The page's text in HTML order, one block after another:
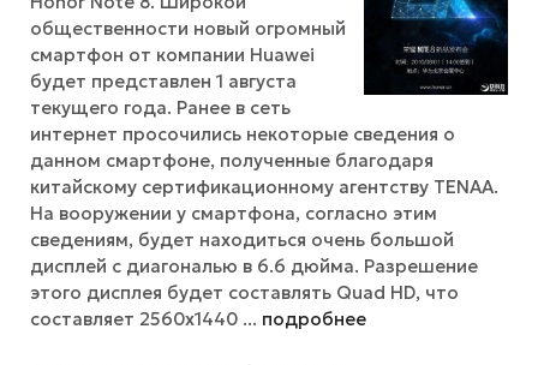
общественности новый огромный
смартфон от компании Huawei
будет представлен 1 августа
текущего года. Ранее в сеть
интернет просочились некоторые сведения о
данном смартфоне, полученные благодаря
китайскому сертификационному агентству TENAA.
На вооружении у смартфона, согласно этим
сведениям, будет находиться очень большой
дисплей с диагональю в 6.6 дюйма. Разрешение
этого дисплея будет составлять Quad HD, что
составляет 2560x1440 ... подробнее